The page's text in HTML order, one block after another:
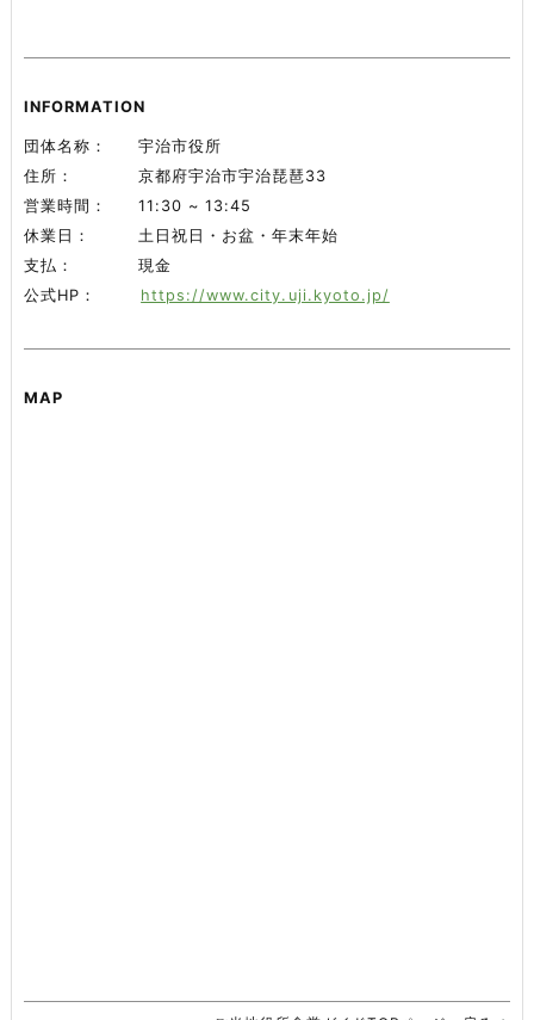
INFORMATION
団体名称
宇治市役所
住所
京都府宇治市宇治琵琶33
営業時間
11:30 ~ 13:45
休業日
土日祝日・お盆・年末年始
支払
現金
公式HP
https://www.city.uji.kyoto.jp/
MAP